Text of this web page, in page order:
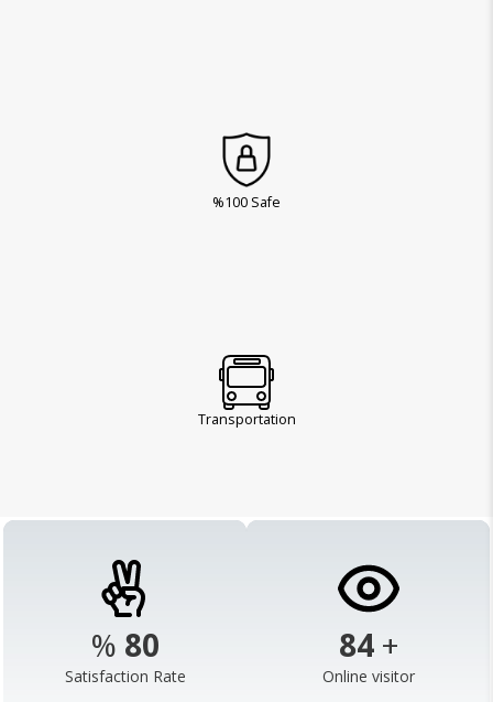
%100 Safe
Transportation
% 98
Satisfaction Rate
103 +
Online visitor